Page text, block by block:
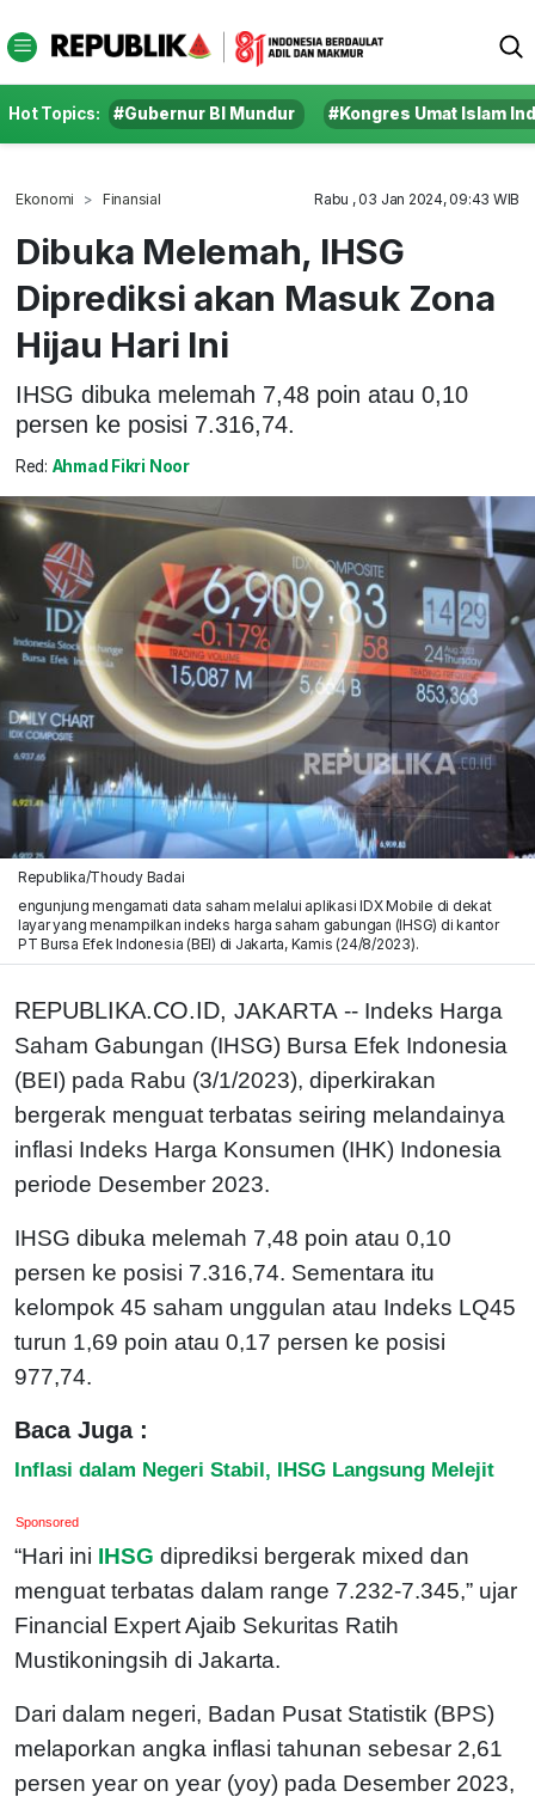
Hot Topics: #Gubernur BI Mundur #Kongres Umat Islam
Ekonomi Finansial Rabu , 03 Jan 2024, 09:43 WIB
Dibuka Melemah, IHSG
Diprediksi akan Masuk Zona
Hijau Hari Ini
IHSG dibuka melemah 7,48 poin atau 0,10
persen ke posisi 7.316,74.
Red: Ahmad Fikri Noor
Republika/Thoudy Badai
engunjung mengamati data saham melalui aplikasi IDX Mobile di dekat
layar yang menampilkan indeks harga saham gabungan (IHSG) di kantor
PT Bursa Efek Indonesia (BEI) di Jakarta, Kamis (24/8/2023).
REPUBLIKA.CO.ID, JAKARTA -- Indeks Harga
Saham Gabungan (IHSG) Bursa Efek Indonesia
(BEI) pada Rabu (3/1/2023), diperkirakan
bergerak menguat terbatas seiring melandainya
inflasi Indeks Harga Konsumen (IHK) Indonesia
periode Desember 2023.
IHSG dibuka melemah 7,48 poin atau 0,10
persen ke posisi 7.316,74. Sementara itu
kelompok 45 saham unggulan atau Indeks LQ45
turun 1,69 poin atau 0,17 persen ke posisi
977,74.
Baca Juga :
Inflasi dalam Negeri Stabil, IHSG Langsung Melejit
Sponsored
“Hari ini IHSG diprediksi bergerak mixed dan
menguat terbatas dalam range 7.232-7.345,” ujar
Financial Expert Ajaib Sekuritas Ratih
Mustikoningsih di Jakarta.
Dari dalam negeri, Badan Pusat Statistik (BPS)
melaporkan angka inflasi tahunan sebesar 2,61
persen year on year (yoy) pada Desember 2023,